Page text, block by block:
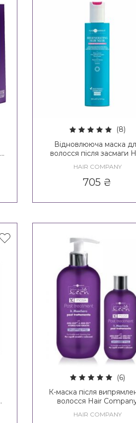
(8)
Відновлююча маска
волосся після засмаги
Regenerating Hair
HAIR COMPANY
705 ₴
(6)
К-маска після
волоcся Hair
Treatment K-Mask
HAIR COMPANY